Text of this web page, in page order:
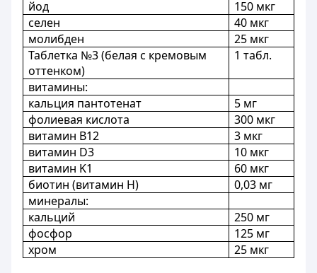
йод
150 мкг
селен
40 мкг
молибден
25 мкг
Таблетка №3 (белая с кремовым
оттенком)
1 табл.
витамины:
кальция пантотенат
5 мг
фолиевая кислота
300 мкг
витамин B12
3 мкг
витамин D3
10 мкг
витамин K1
60 мкг
биотин (витамин H)
0,03 мг
минералы:
кальций
250 мг
фосфор
125 мг
хром
25 мкг